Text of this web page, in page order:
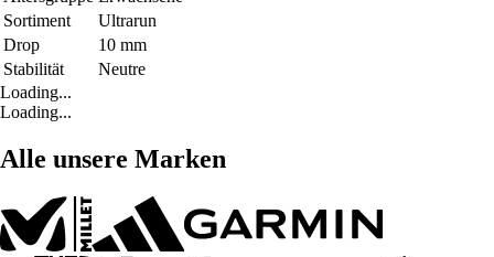
Sortiment
Ultrarun
Drop
10 mm
Stabilität
Neutre
Loading...
Loading...
Alle unsere Marken